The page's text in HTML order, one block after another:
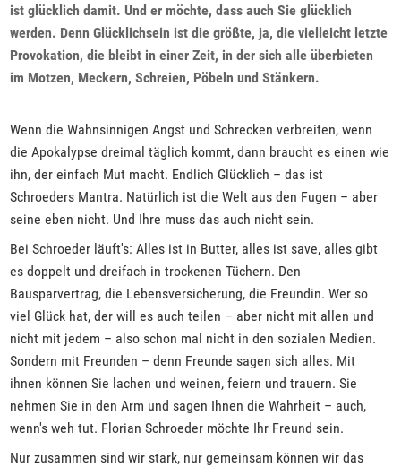
ist glücklich damit. Und er möchte, dass auch Sie glücklich
werden. Denn Glücklichsein ist die größte, ja, die vielleicht letzte
Provokation, die bleibt in einer Zeit, in der sich alle überbieten
im Motzen, Meckern, Schreien, Pöbeln und Stänkern.
Wenn die Wahnsinnigen Angst und Schrecken verbreiten, wenn
die Apokalypse dreimal täglich kommt, dann braucht es einen wie
ihn, der einfach Mut macht. Endlich Glücklich – das ist
Schroeders Mantra. Natürlich ist die Welt aus den Fugen – aber
seine eben nicht. Und Ihre muss das auch nicht sein.
Bei Schroeder läuft's: Alles ist in Butter, alles ist save, alles gibt
es doppelt und dreifach in trockenen Tüchern. Den
Bausparvertrag, die Lebensversicherung, die Freundin. Wer so
viel Glück hat, der will es auch teilen – aber nicht mit allen und
nicht mit jedem – also schon mal nicht in den sozialen Medien.
Sondern mit Freunden – denn Freunde sagen sich alles. Mit
ihnen können Sie lachen und weinen, feiern und trauern. Sie
nehmen Sie in den Arm und sagen Ihnen die Wahrheit – auch,
wenn's weh tut. Florian Schroeder möchte Ihr Freund sein.
Nur zusammen sind wir stark, nur gemeinsam können wir das